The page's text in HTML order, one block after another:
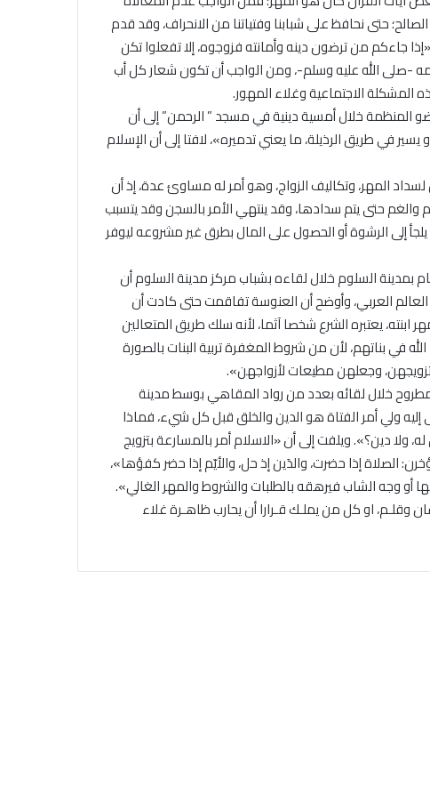
حتى نحافظ على شبابنا وفتياتنا من الانحراف، وقد قدم
جاءكم من ترضون دينه وأمانته فزوجوه، إلا تفعلوا تكن
-صلى الله عليه وسلم-، ومن الواجب أن تكون شعار كل أب
الاجتماعية وغلاء المهور.
المنظمة خلال أمسية دينية في مسجد ” الرحمن” إلى أن
في طريق الرذيلة، ما يعني تدميره»، لافتا إلى أن الإسلام
المهر، وتكاليف الزواج، وهو أمر له مساوئ عدة، إذ أن
والغم حتى يتم سدادها، وقد ينتهي الأمر بالسجن وقد يتسبب
يلجأ إلى الرشوة أو الحصول على المال بطرق غير مشروعه ليوفر
السلوم خلال لقاءه بشباب مركز مدينة السلوم أن
العربي، وأوضح أن العنوسة تفاقمت حتى كادت أن
ابنته، يعتبره الشرع شخصا آثما، لأنه سلك طريق المتعالين
في بناتهم، لأن من شروط المغفرة تربية البنات بالصورة
وجعلهن مطيعات لأزواجهن».
خلال لقائه بعدد من رواد المقاهي بوسط مدينة
ولي أمر الفتاة هو الدين والخلق قبل كل شيء، فماذا
ولا دين؟». ويلفت إلى أن «الاسلام أمر بالمسارعة بتزويج
الصلاة إذا حضرت، والدَين إذ حل، والأيّم إذا حضر كفؤها»،
أو وجه الشاب فيرهقه بالطلبات والشروط والمهر الغالي».
او كل من يملـك قـرارا أن يحارب ظاهـرة غلاء